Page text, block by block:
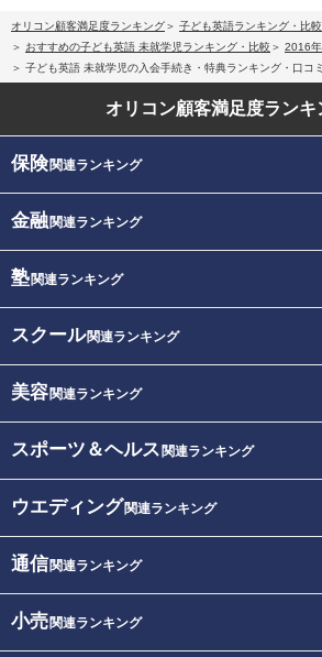
オリコン顧客満足度ランキング
子ども英語ランキング・比較
おすすめの子ども英語 未就学児ランキング・比較
2016
子ども英語 未就学児の入会手続き・特典ランキング・口コ
オリコン顧客満足度ランキ
保険関連ランキング
金融関連ランキング
塾関連ランキング
スクール関連ランキング
美容関連ランキング
スポーツ＆ヘルス 関連ランキング
ウエディング関連ランキング
通信関連ランキング
小売関連ランキング